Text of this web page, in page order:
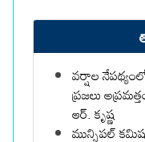
వర్షాల
ప్రజలు
ఆర్. కృష్ణ
మున్సిపల్